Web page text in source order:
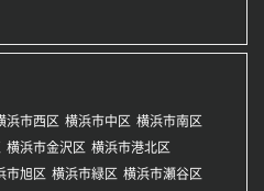
浜市西区 横浜市中区 横浜市南区
横浜市金沢区 横浜市港北区
市旭区 横浜市緑区 横浜市瀬谷区